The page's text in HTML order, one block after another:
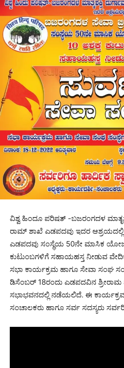
ವಿಶ್ವ ಹಿಂದೂ ಪರಿಷತ್ -ಬಜರಂಗದಳ
ರಾಮ್ ಶಾಖೆ ಎಡಪದವು ಇದರ ಆಶ್ರಯದಲ್ಲಿ
ಎಡಪದವು ಸಂಸ್ಥೆಯ 50ನೇ ಮಾಸಿಕ
ಕುಟುಂಬಗಳಿಗೆ ಸಹಾಯಹಸ್ತ ನೀಡುವ
ಸಭಾ ಕಾರ್ಯಕ್ರಮ ಹಾಗೂ ಸೇವಾ ಸಂಘ
ಡಿಸೆಂಬರ್ 18ರಂದು ಎಡಪದವಿನ
ಸಭಾಭವನದಲ್ಲಿ ನಡೆಯಲಿದೆ. ಈ
ಸಂಚಾಲಕರು ಹಾಗೂ ಸರ್ವ ಸದಸ್ಯರು